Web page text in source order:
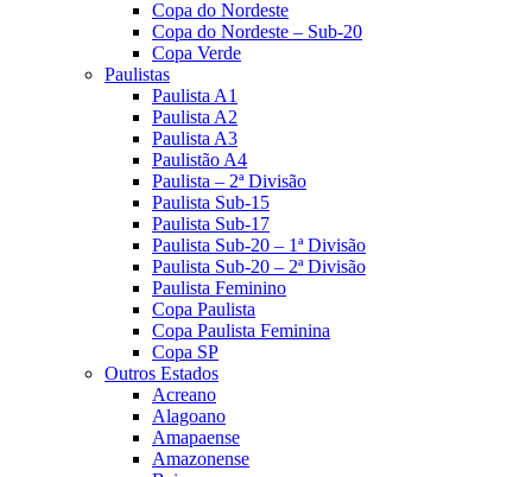
Copa do Nordeste
Copa do Nordeste – Sub-20
Copa Verde
Paulistas
Paulista A1
Paulista A2
Paulista A3
Paulistão A4
Paulista – 2ª Divisão
Paulista Sub-15
Paulista Sub-17
Paulista Sub-20 – 1ª Divisão
Paulista Sub-20 – 2ª Divisão
Paulista Feminino
Copa Paulista
Copa Paulista Feminina
Copa SP
Outros Estados
Acreano
Alagoano
Amapaense
Amazonense